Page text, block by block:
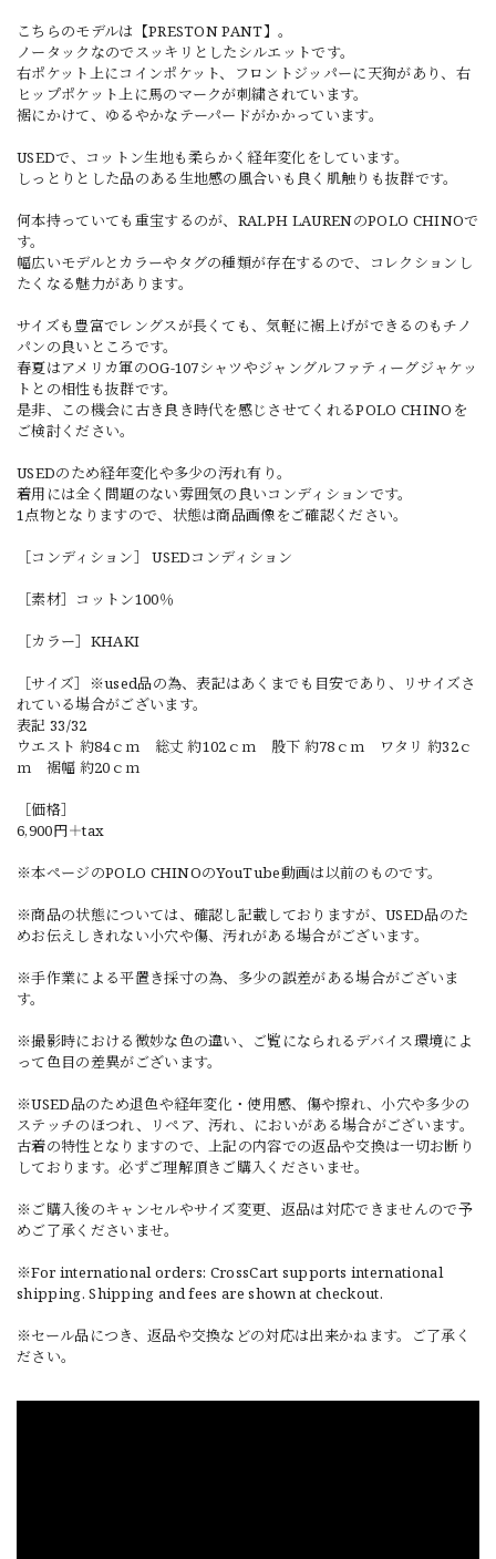
こちらのモデルは【PRESTON PANT】。
ノータックなのでスッキリとしたシルエットです。
右ポケット上にコインポケット、フロントジッパーに天狗があり、右
ヒップポケット上に馬のマークが刺繍されています。
裾にかけて、ゆるやかなテーパードがかかっています。
USEDで、コットン生地も柔らかく経年変化をしています。
しっとりとした品のある生地感の風合いも良く肌触りも抜群です。
何本持っていても重宝するのが、RALPH LAURENのPOLO CHINOで
す。
幅広いモデルとカラーやタグの種類が存在するので、コレクションし
たくなる魅力があります。
サイズも豊富でレングスが長くても、気軽に裾上げができるのもチノ
パンの良いところです。
春夏はアメリカ軍のOG-107シャツやジャングルファティーグジャケッ
トとの相性も抜群です。
是非、この機会に古き良き時代を感じさせてくれるPOLO CHINOを
ご検討ください。
USEDのため経年変化や多少の汚れ有り。
着用には全く問題のない雰囲気の良いコンディションです。
1点物となりますので、状態は商品画像をご確認ください。
［コンディション］ USEDコンディション
［素材］コットン100％
［カラー］KHAKI
［サイズ］※used品の為、表記はあくまでも目安であり、リサイズさ
れている場合がございます。
表記 33/32
ウエスト 約84ｃｍ 総丈 約102ｃｍ 股下 約78ｃｍ ワタリ 約32ｃ
ｍ 裾幅 約20ｃｍ
［価格］
6,900円＋tax
※本ページのPOLO CHINOのYouTube動画は以前のものです。
※商品の状態については、確認し記載しておりますが、USED品のた
めお伝えしきれない小穴や傷、汚れがある場合がございます。
※手作業による平置き採寸の為、多少の誤差がある場合がございま
す。
※撮影時における微妙な色の違い、ご覧になられるデバイス環境によ
って色目の差異がございます。
※USED品のため退色や経年変化・使用感、傷や擦れ、小穴や多少の
ステッチのほつれ、リペア、汚れ、においがある場合がございます。
古着の特性となりますので、上記の内容での返品や交換は一切お断り
しております。必ずご理解頂きご購入くださいませ。
※ご購入後のキャンセルやサイズ変更、返品は対応できませんので予
めご了承くださいませ。
※For international orders: CrossCart supports international
shipping. Shipping and fees are shown at checkout.
※セール品につき、返品や交換などの対応は出来かねます。ご了承く
ださい。